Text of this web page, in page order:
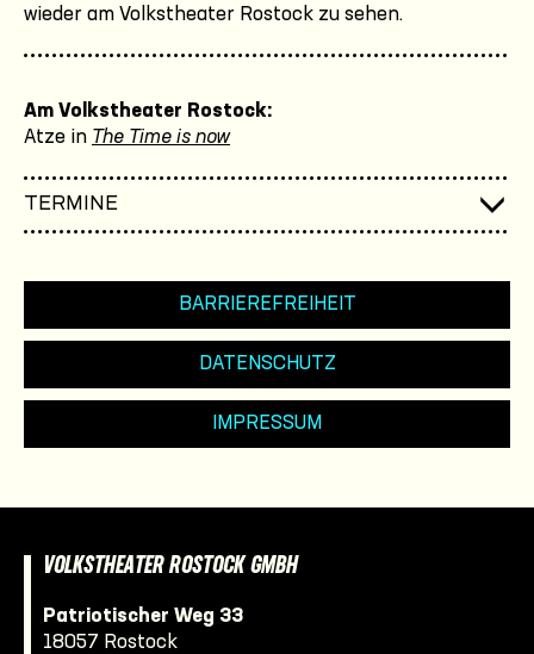
wieder am Volkstheater Rostock zu sehen.
Am Volkstheater Rostock:
Atze in The Time is now
TERMINE
BARRIEREFREIHEIT
DATENSCHUTZ
IMPRESSUM
VOLKSTHEATER ROSTOCK GMBH
Patriotischer Weg 33
18057 Rostock